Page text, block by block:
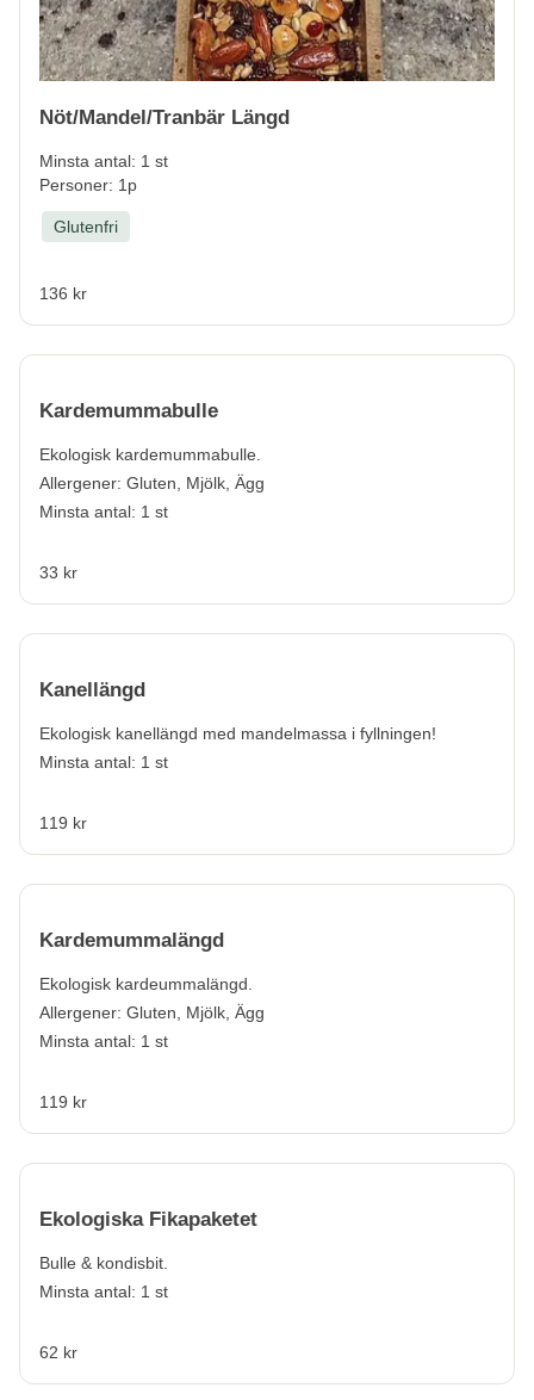
Nöt/Mandel/Tranbär Längd
Minsta antal: 1 st
Personer: 1p
Glutenfri
136 kr
Kardemummabulle
Ekologisk kardemummabulle.
Allergener: Gluten, Mjölk, Ägg
Minsta antal: 1 st
33 kr
Kanellängd
Ekologisk kanellängd med mandelmassa i fyllningen!
Minsta antal: 1 st
119 kr
Kardemummalängd
Ekologisk kardeummalängd.
Allergener: Gluten, Mjölk, Ägg
Minsta antal: 1 st
119 kr
Ekologiska Fikapaketet
Bulle & kondisbit.
Minsta antal: 1 st
62 kr